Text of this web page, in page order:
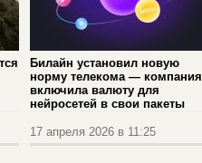
Билайн установил новую
норму телекома — компания
включила валюту для
нейросетей в свои пакеты
17 апреля 2026 в 11:25